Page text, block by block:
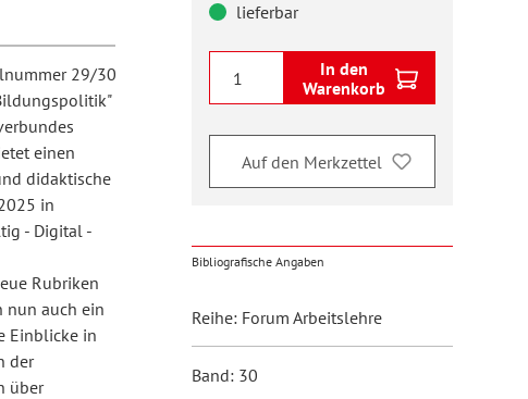
29/30
einen
didaktische
in
- Digital -
Rubriken
nun auch ein
Einblicke in
der
über
lieferbar
In den
Warenkorb
Auf den Merkzettel
Bibliografische Angaben
Reihe: Forum Arbeitslehre
Band: 30